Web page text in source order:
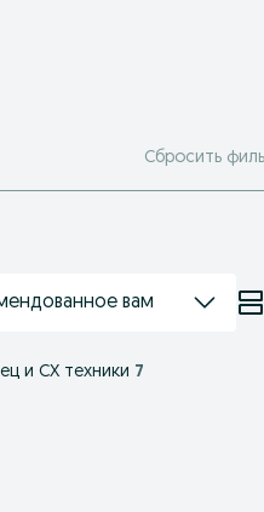
Сбросить
вам
и СХ техники 7